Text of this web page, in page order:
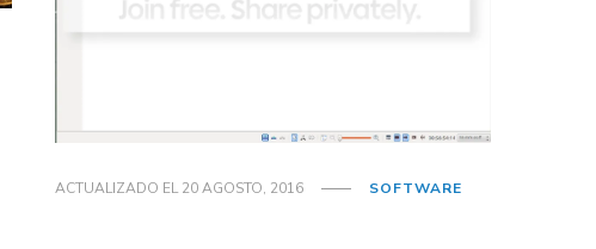
ACTUALIZADO EL20 AGOSTO, 2016 SOFTWARE